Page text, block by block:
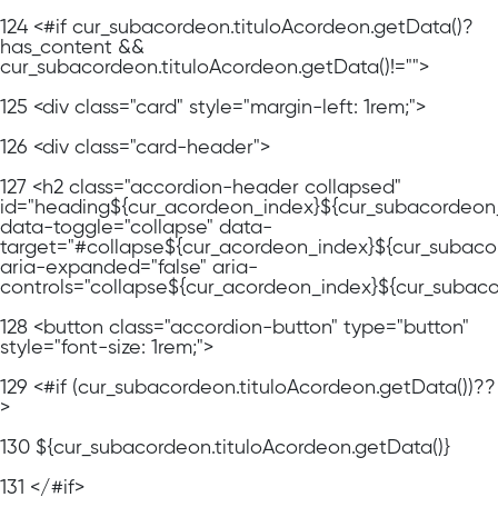
124 <#if cur_subacordeon.tituloAcordeon.getData()?
has_content &&
cur_subacordeon.tituloAcordeon.getData()!="">
125 <div class="card" style="margin-left: 1rem;">
126 <div class="card-header">
127 <h2 class="accordion-header collapsed"
data-toggle="collapse" data-
aria-expanded="false" aria-
128 <button class="accordion-button" type="button"
style="font-size: 1rem;">
129 <#if (cur_subacordeon.tituloAcordeon.getData())??
>
130 ${cur_subacordeon.tituloAcordeon.getData()}
131 </#if>